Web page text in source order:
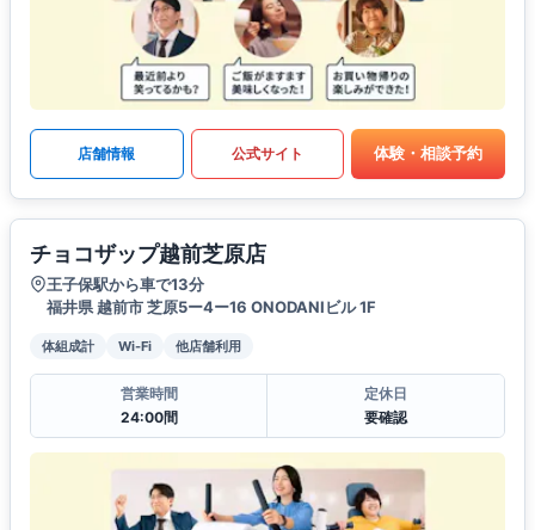
店舗情報 公式サイト 体験・相談予約
チョコザップ越前芝原店
王子保駅から車で13分
福井県 越前市 芝原5ー4ー16 ONODANIビル 1F
体組成計 Wi-Fi 他店舗利用
営業時間
24:00間
定休日
要確認